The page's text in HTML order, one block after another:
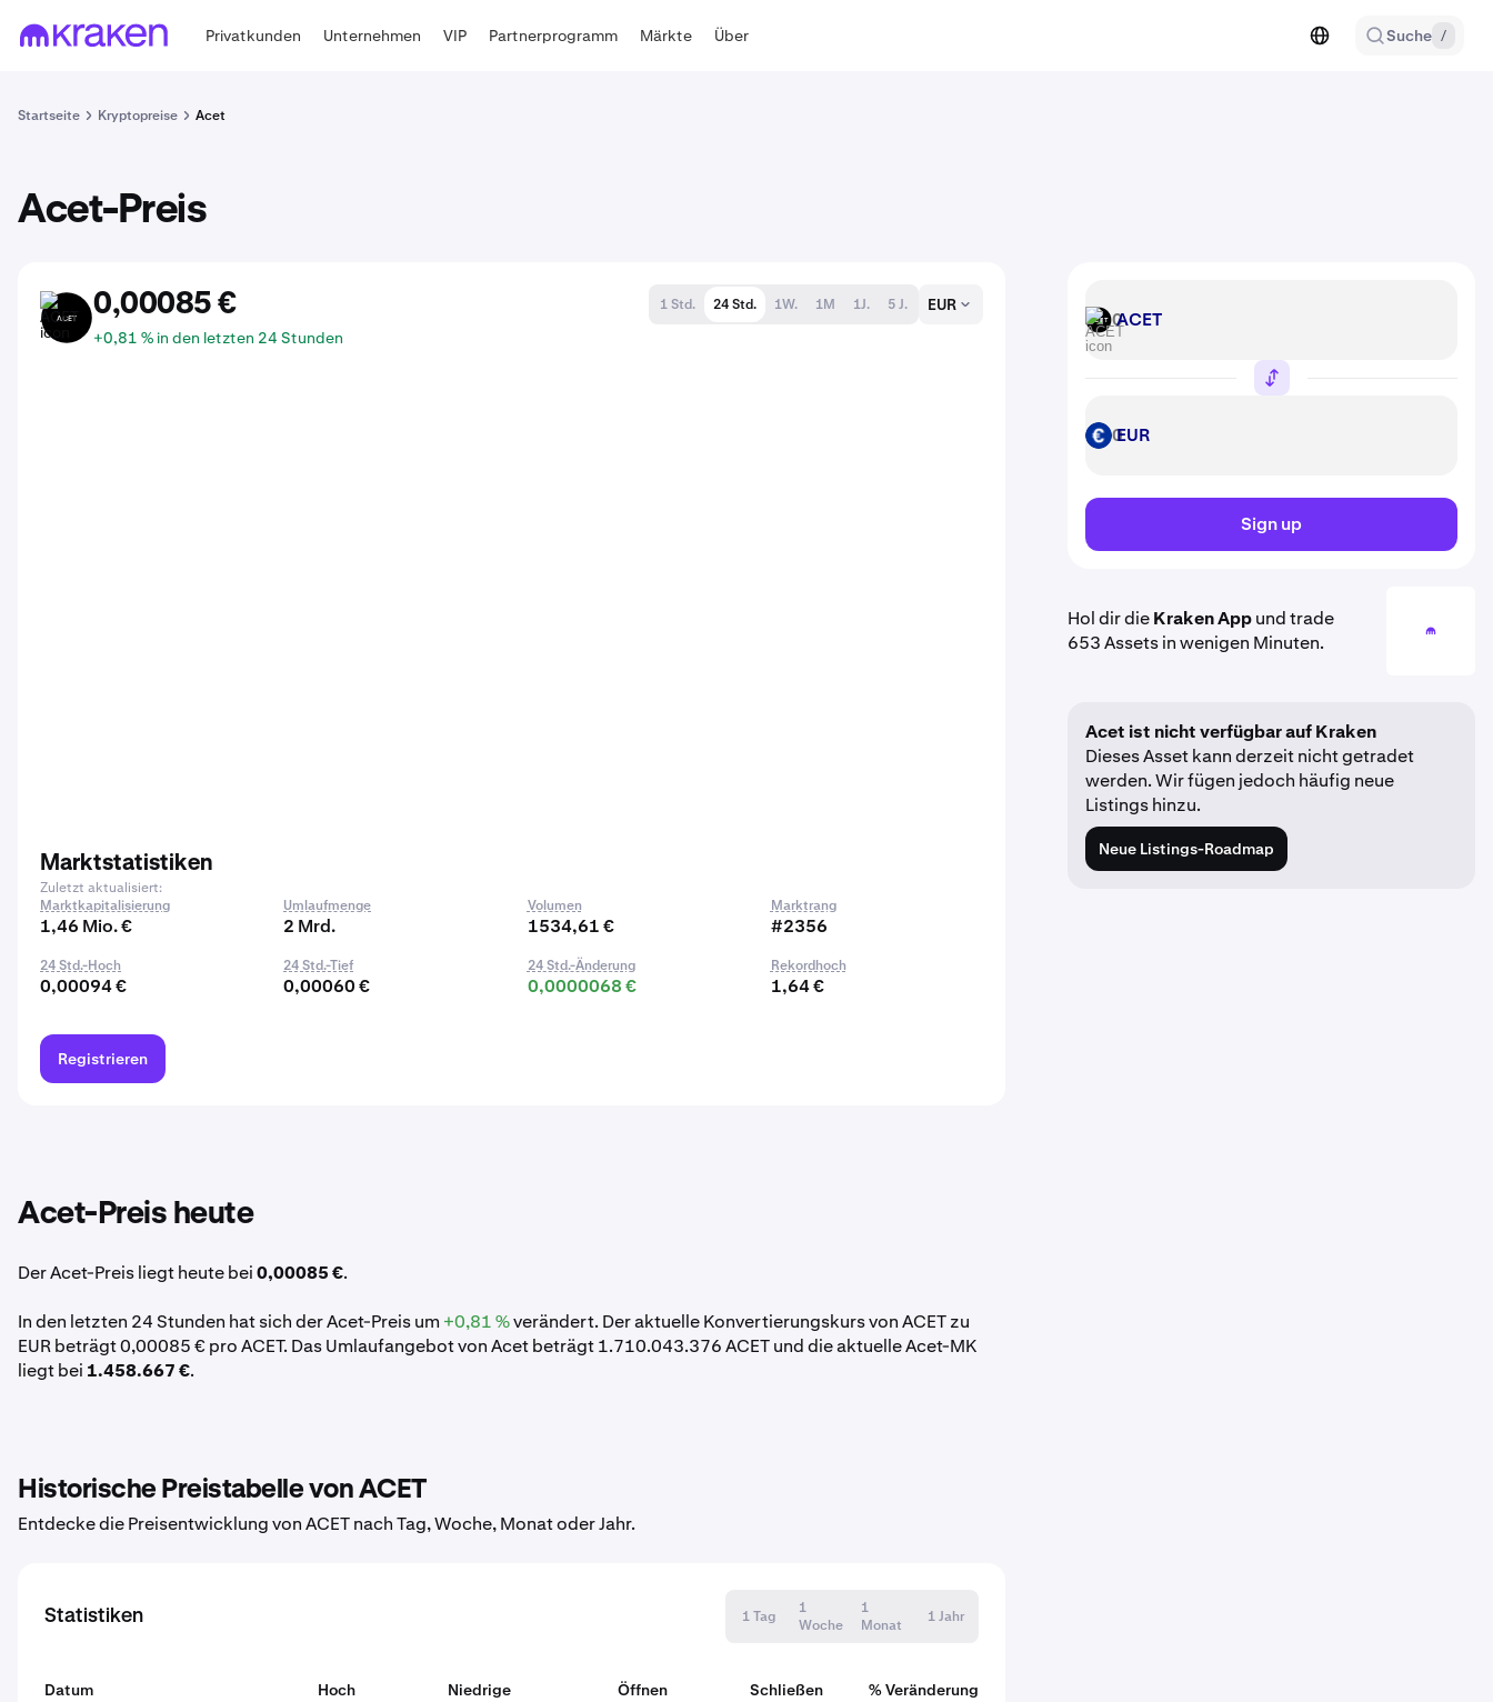
Privatkunden Unternehmen VIP Partnerprogramm Märkte Über Suche /
Startseite Kryptopreise Acet
Acet-Preis
ACET 0,00085 €
+0,81 % in den letzten 24 Stunden
1 Std. 24 Std. 1W. 1M 1J. 5 J. EUR
Marktstatistiken
Zuletzt aktualisiert:
Marktkapitalisierung
1,46 Mio. €
Umlaufmenge
2 Mrd.
Volumen
1534,61 €
Marktrang
#2356
24 Std.-Hoch
0,00094 €
24 Std.-Tief
0,00060 €
24 Std.-Änderung
0,0000068 €
Rekordhoch
1,64 €
Registrieren
Acet-Preis heute
Der Acet-Preis liegt heute bei0,00085 €.
In den letzten 24 Stunden hat sich der Acet-Preis um +0,81 %verändert. Der aktuelle Konvertierungskurs von ACET zu
EUR beträgt 0,00085 € pro ACET. Das Umlaufangebot von Acet beträgt 1.710.043.376 ACET und die aktuelle Acet-MK
liegt bei 1.458.667 €.
Historische Preistabelle von ACET
Entdecke die Preisentwicklung von ACET nach Tag, Woche, Monat oder Jahr.
Statistiken 1 Tag
1
Woche
1
Monat
1 Jahr
Datum Hoch Niedrige Öffnen Schließen
% Veränderung
ACET ACET
EUR EUR
Sign up
Hol dir dieKraken Appund trade
653 Assets in wenigen Minuten.
Acet ist nicht verfügbar auf Kraken
Dieses Asset kann derzeit nicht getradet
werden. Wir fügen jedoch häufig neue
Listings hinzu.
Neue Listings-Roadmap